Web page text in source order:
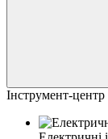
Інструмент-центр